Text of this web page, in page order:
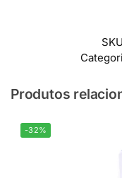
Produtos
-32%